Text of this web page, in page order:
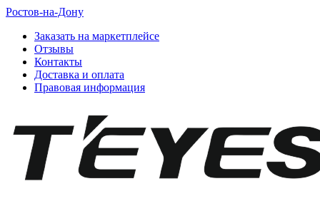
Ростов-на-Дону
Заказать на маркетплейсе
Отзывы
Контакты
Доставка и оплата
Правовая информация